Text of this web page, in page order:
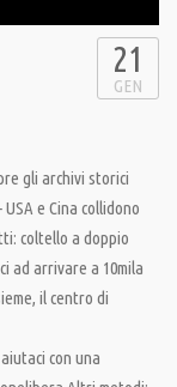
21
GEN
gli archivi storici
e Cina collidono
coltello a doppio
ad arrivare a 10mila
il centro di
con una